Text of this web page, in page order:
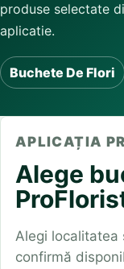
produse selectate
aplicatie.
Buchete De Flori
APLICAȚIA
Alege
Alegi localitatea
confirmă